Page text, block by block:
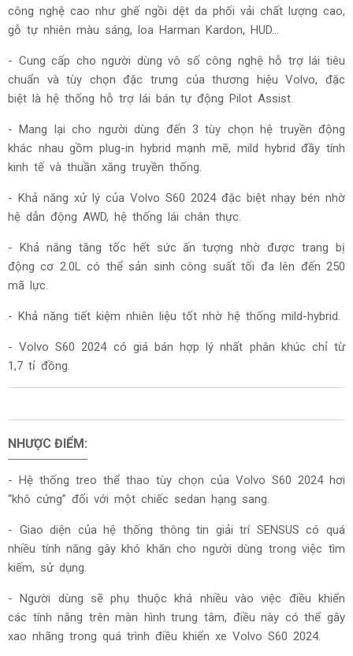
công nghệ cao như ghế ngồi dệt da phối vải chất lượng cao,
gỗ tự nhiên màu sáng, loa Harman Kardon, HUD…
- Cung cấp cho người dùng vô số công nghệ hỗ trợ lái tiêu
chuẩn và tùy chọn đặc trưng của thương hiệu Volvo, đặc
biệt là hệ thống hỗ trợ lái bán tự động Pilot Assist.
- Mang lại cho người dùng đến 3 tùy chọn hệ truyền động
khác nhau gồm plug-in hybrid mạnh mẽ, mild hybrid đầy tính
kinh tế và thuần xăng truyền thống.
- Khả năng xử lý của Volvo S60 2024đặc biệt nhạy bén nhờ
hệ dẫn động AWD, hệ thống lái chân thực.
- Khả năng tăng tốc hết sức ấn tượng nhờ được trang bị
động cơ 2.0L có thể sản sinh công suất tối đa lên đến 250
mã lực.
- Khả năng tiết kiệm nhiên liệu tốt nhờ hệ thống mild-hybrid.
-Volvo S60 2024 có giá bán hợp lý nhất phân khúc chỉ từ
1,7 tỉ đồng.
NHƯỢC ĐIỂM:
- Hệ thống treo thể thao tùy chọn của Volvo S60 2024hơi
“khô cứng” đối với một chiếc sedan hạng sang.
- Giao diện của hệ thống thông tin giải trí SENSUS có quá
nhiều tính năng gây khó khăn cho người dùng trong việc tìm
kiếm, sử dụng.
- Người dùng sẽ phụ thuộc khá nhiều vào việc điều khiển
các tính năng trên màn hình trung tâm, điều này có thể gây
xao nhãng trong quá trình điều khiển xe Volvo S60 2024.